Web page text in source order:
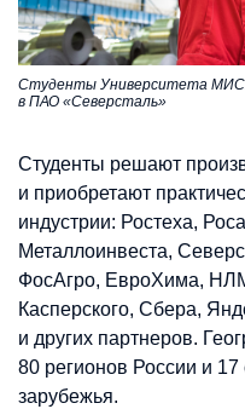
Студенты Университета
в ПАО «Северсталь»
Студенты решают
и приобретают
индустрии: Ростеха,
Металлоинвеста,
ФосАгро, ЕвроХима,
Касперского, Сбера,
и других партнеров.
80 регионов России и 17
зарубежья.